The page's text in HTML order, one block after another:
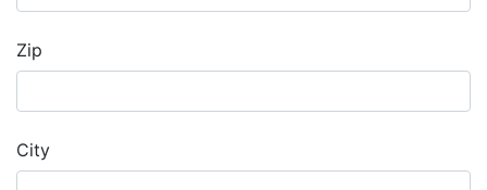
Zip
City